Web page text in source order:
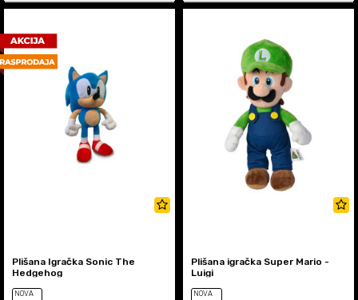
Plišana Igračka Sonic The
Hedgehog
NOVA
Plišana igračka Super Mario -
Luigi
NOVA